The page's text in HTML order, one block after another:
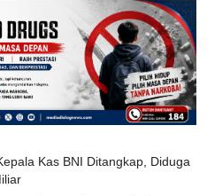
Kas BNI Ditangkap, Diduga